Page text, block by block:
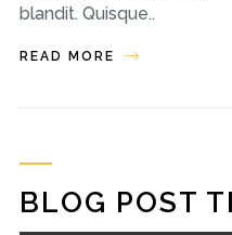
blandit. Quisque..
READ MORE
BLOG POST